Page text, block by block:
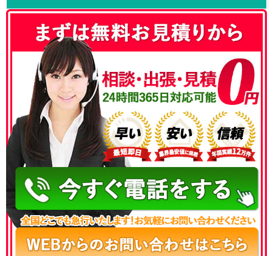
050-3186-4780